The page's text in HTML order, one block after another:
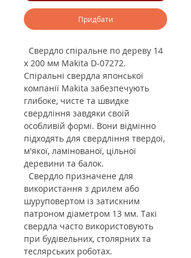
Придбати
Свердло спіральне по дереву 14
х 200 мм Makita D-07272.
Спіральні свердла японської
компанії Makita забезпечують
глибоке, чисте та швидке
свердління завдяки своїй
особливій формі. Вони відмінно
підходять для свердління твердої,
м'якої, ламінованої, цільної
деревини та балок.
Свердло призначене для
використання з дрилем або
шуруповертом із затискним
патроном діаметром 13 мм. Такі
свердла часто використовують
при будівельних, столярних та
теслярських роботах.